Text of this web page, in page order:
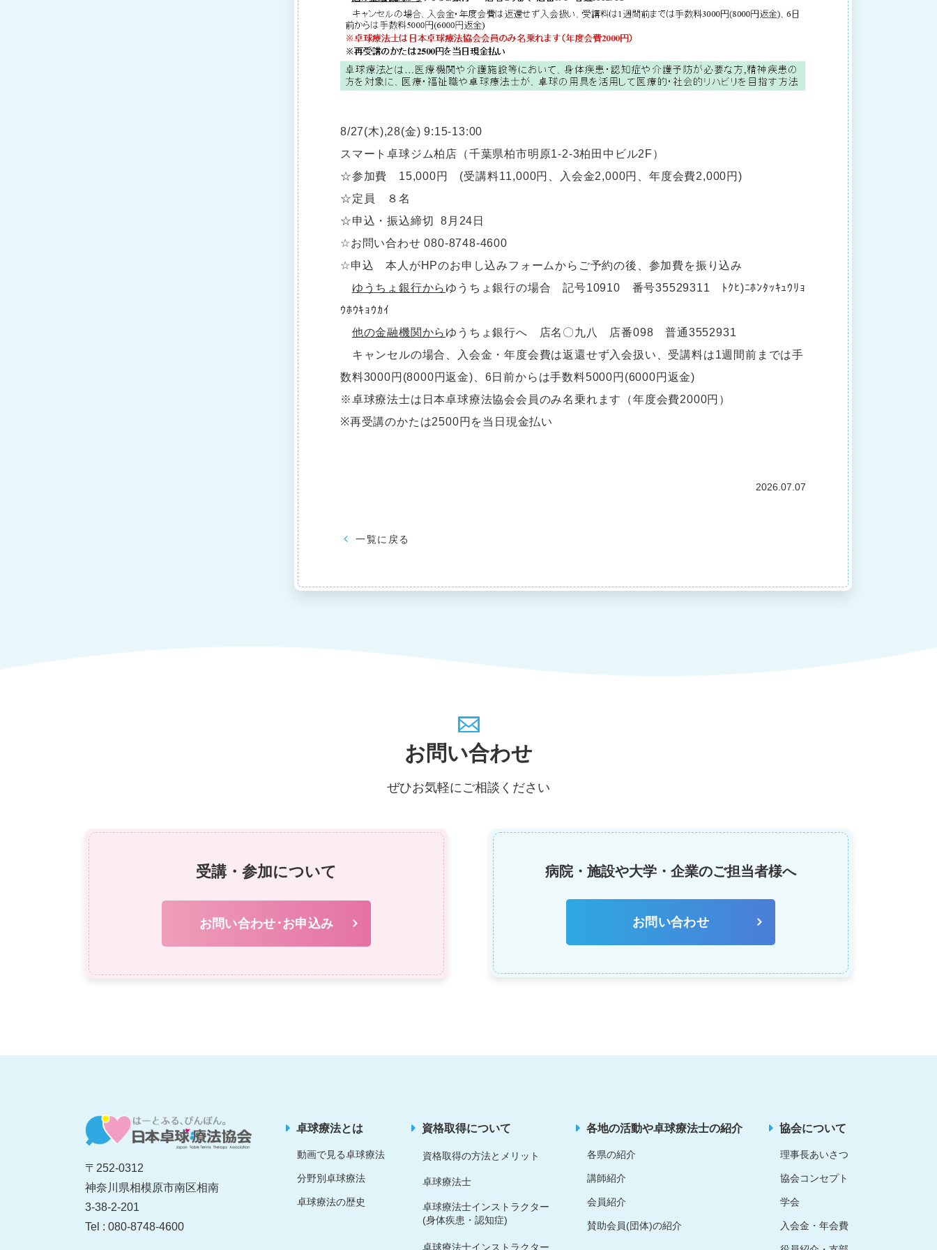
8/27(木),28(金) 9:15-13:00
スマート卓球ジム柏店（千葉県柏市明原1-2-3柏田中ビル2F）
☆参加費 15,000円 (受講料11,000円、入会金2,000円、年度会費2,000円)
☆定員 ８名
☆申込・振込締切 8月24日
☆お問い合わせ 080-8748-4600
☆申込 本人がHPのお申し込みフォームからご予約の後、参加費を振り込み
ゆうちょ銀行から ゆうちょ銀行の場合 記号10910 番号35529311 ﾄｸﾋ)ﾆﾎﾝﾀｯｷｭｳﾘｮ
ｳﾎｳｷｮｳｶｲ
他の金融機関から ゆうちょ銀行へ 店名〇九八 店番098 普通3552931
キャンセルの場合、入会金・年度会費は返還せず入会扱い、受講料は1週間前までは手
数料3000円(8000円返金)、6日前からは手数料5000円(6000円返金)
※卓球療法士は日本卓球療法協会会員のみ名乗れます（年度会費2000円）
※再受講のかたは2500円を当日現金払い
2026.07.07
一覧に戻る
お問い合わせ
ぜひお気軽にご相談ください
受講・参加について
お問い合わせ･お申込み
病院・施設や大学・企業のご担当者様へ
お問い合わせ
〒252-0312
神奈川県相模原市南区相南
3-38-2-201
Tel : 080-8748-4600
卓球療法とは
動画で見る卓球療法
分野別卓球療法
卓球療法の歴史
資格取得について
資格取得の方法とメリット
卓球療法士
卓球療法士インストラクター
(身体疾患・認知症)
卓球療法士インストラクター
各地の活動や卓球療法士の紹介
各県の紹介
講師紹介
会員紹介
賛助会員(団体)の紹介
協会について
理事長あいさつ
協会コンセプト
学会
入会金・年会費